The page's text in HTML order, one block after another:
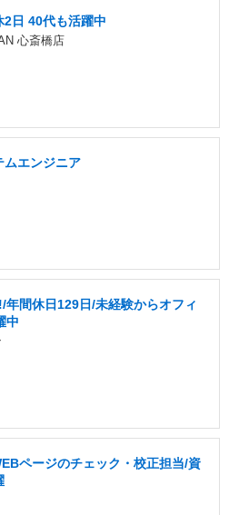
2日 40代も活躍中
心斎橋店
ムエンジニア
間休日129日/未経験からオフィ
中
ページのチェック・校正担当/資